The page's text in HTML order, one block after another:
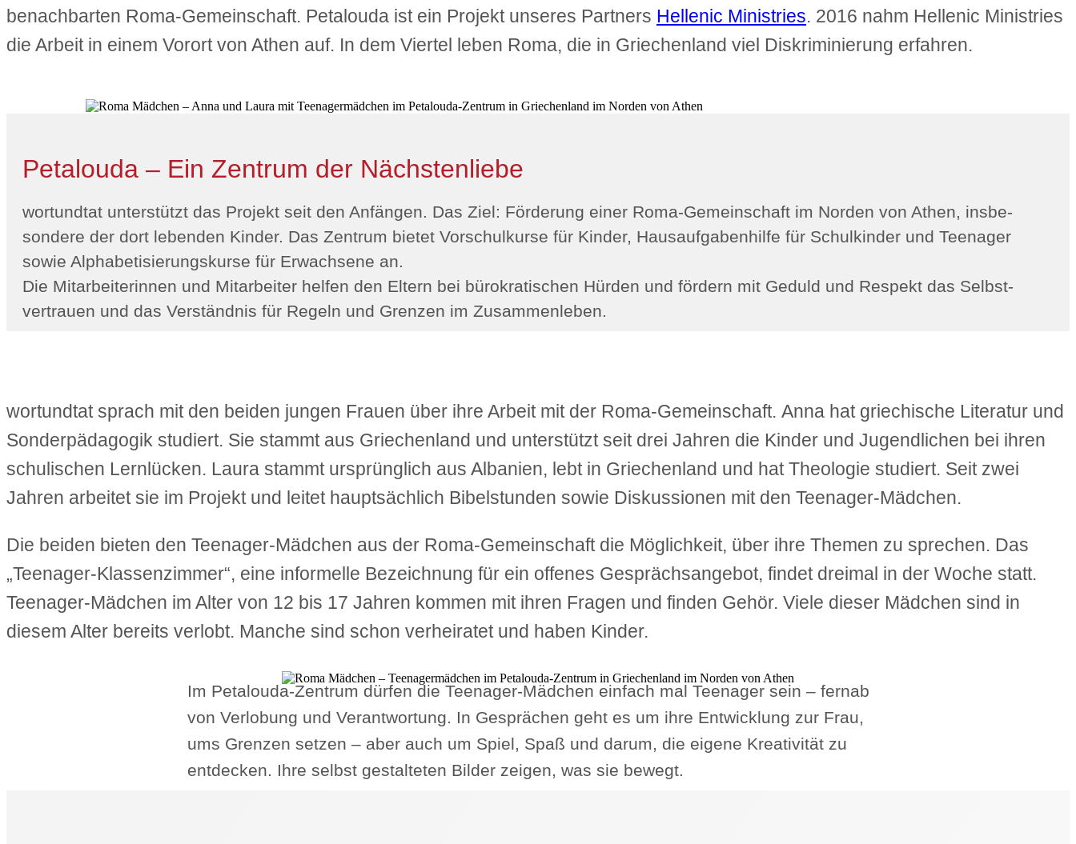
benachbarten Roma-Gemeinschaft. Petalouda ist ein Projekt unseres Partners Hellenic Ministries. 2016 nahm Hellenic Ministries
die Arbeit in einem Vorort von Athen auf. In dem Viertel leben Roma, die in Griechenland viel Diskriminierung erfahren.
Petalouda – Ein Zentrum der Nächstenliebe
wortundtat unterstützt das Projekt seit den Anfängen. Das Ziel: Förderung einer Roma-Gemeinschaft im Norden von Athen, ins­be­
sondere der dort lebenden Kinder. Das Zentrum bietet Vorschulkurse für Kinder, Hausauf­gaben­hilfe für Schulkinder und Teenager
sowie Alphabeti­sierungskurse für Erwachsene an.
Die Mitarbeiter­innen und Mitarbeiter helfen den Eltern bei bürokratischen Hürden und fördern mit Geduld und Respekt das Selbst­
vertrauen und das Verständnis für Regeln und Grenzen im Zusammen­leben.
wortundtat sprach mit den beiden jungen Frauen über ihre Arbeit mit der Roma-Gemeinschaft. Anna hat griechische Literatur und
Sonderpädagogik studiert. Sie stammt aus Griechenland und unterstützt seit drei Jahren die Kinder und Jugendlichen bei ihren
schulischen Lernlücken. Laura stammt ursprünglich aus Albanien, lebt in Griechenland und hat Theologie studiert. Seit zwei
Jahren arbeitet sie im Projekt und leitet hauptsächlich Bibelstunden sowie Diskussionen mit den Teenager-Mädchen.
Die beiden bieten den Teenager-Mädchen aus der Roma-Gemeinschaft die Möglichkeit, über ihre Themen zu sprechen. Das
„Teenager-Klassenzimmer“, eine informelle Bezeichnung für ein offenes Gesprächsangebot, findet dreimal in der Woche statt.
Teenager-Mädchen im Alter von 12 bis 17 Jahren kommen mit ihren Fragen und finden Gehör. Viele dieser Mädchen sind in
diesem Alter bereits verlobt. Manche sind schon verheiratet und haben Kinder.
Im Petalouda-Zentrum dürfen die Teenager-Mädchen einfach mal Teenager sein – fernab
von Verlobung und Verantwortung. In Gesprächen geht es um ihre Entwicklung zur Frau,
ums Grenzen setzen – aber auch um Spiel, Spaß und darum, die eigene Kreativität zu
entdecken. Ihre selbst gestalteten Bilder zeigen, was sie bewegt.